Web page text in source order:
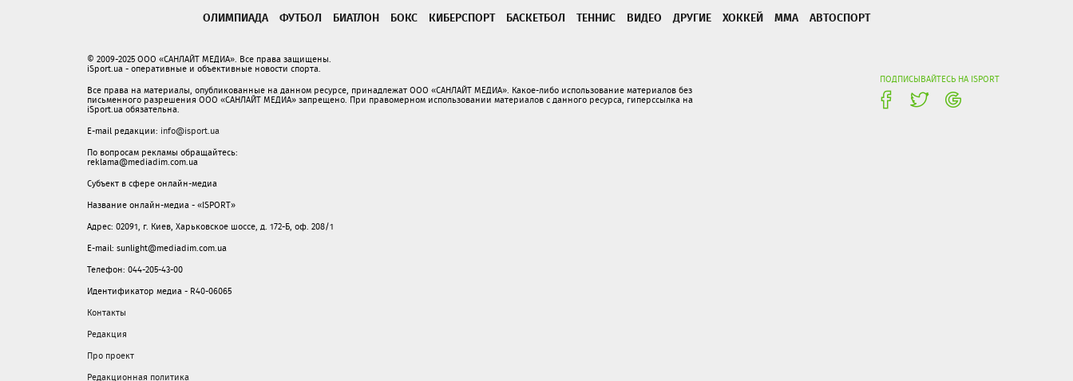
ОЛИМПИАДА ФУТБОЛ БИАТЛОН БОКС КИБЕРСПОРТ БАСКЕТБОЛ ТЕННИС ВИДЕО ДРУГИЕ ХОККЕЙ ММА АВТОСПОРТ
ПОДПИСЫВАЙТЕСЬ НА ISPORT
© 2009-2025 ООО «САНЛАЙТ МЕДИА». Все права защищены.
iSport.ua - оперативные и объективные новости спорта.
Все права на материалы, опубликованные на данном ресурсе, принадлежат ООО «САНЛАЙТ МЕДИА». Какое-либо использование материалов без
письменного разрешения ООО «САНЛАЙТ МЕДИА» запрещено. При правомерном использовании материалов с данного ресурса, гиперссылка на
iSport.ua обязательна.
E-mail редакции: info@isport.ua
По вопросам рекламы обращайтесь:
reklama@mediadim.com.ua
Субъект в сфере онлайн-медиа
Название онлайн-медиа - «ISPORT»
Адрес: 02091, г. Киев, Харьковское шоссе, д. 172-Б, оф. 208/1
E-mail: sunlight@mediadim.com.ua
Телефон: 044-205-43-00
Идентификатор медиа - R40-06065
Контакты
Редакция
Про проект
Редакционная политика